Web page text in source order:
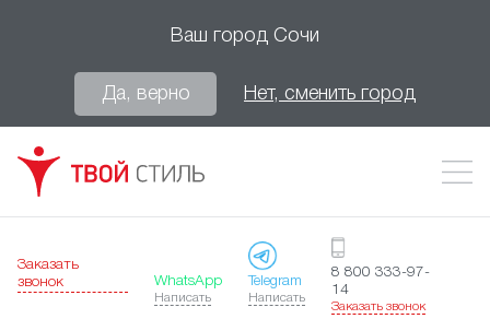
Ваш город Сочи
Да, верно Нет, сменить город
Заказать
звонок
WhatsApp
Написать
Telegram
Написать
8 800 333-97-
14
Заказать звонок